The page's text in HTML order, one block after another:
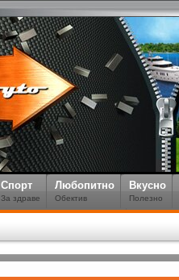
Спорт
За здраве
Любопитно
Обектив
Вкусно
Полезно